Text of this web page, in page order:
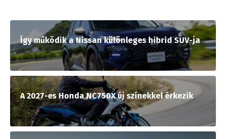
Így működik a Nissan különleges hibrid SUV-ja
A 2027-es Honda NC750X új színekkel érkezik